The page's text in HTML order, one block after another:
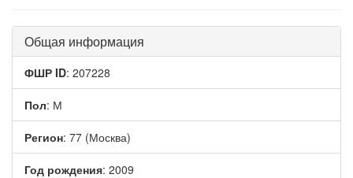
Общая информация
ФШР ID: 207228
Пол: М
Регион: 77 (Москва)
Год рождения: 2009